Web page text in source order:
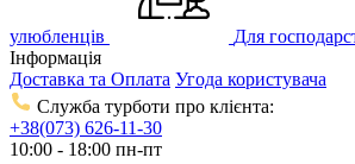
улюбленців
Для
Інформація
Доставка та Оплата Угода користувача
Служба турботи про клієнта:
+38(073) 626-11-30
10:00 - 18:00 пн-пт